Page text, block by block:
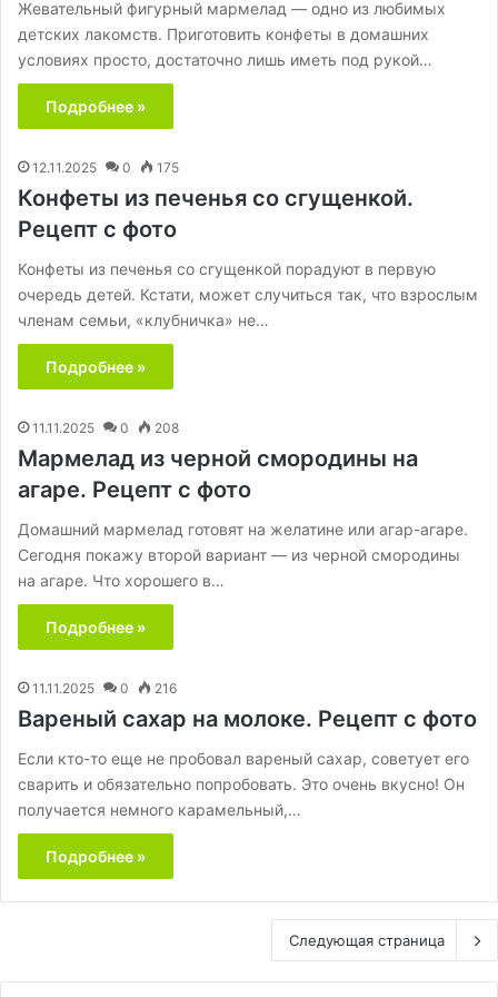
Жевательный фигурный мармелад — одно из любимых
детских лакомств. Приготовить конфеты в домашних
условиях просто, достаточно лишь иметь под рукой…
Подробнее »
12.11.2025 0 175
Конфеты из печенья со сгущенкой.
Рецепт с фото
Конфеты из печенья со сгущенкой порадуют в первую
очередь детей. Кстати, может случиться так, что взрослым
членам семьи, «клубничка» не…
Подробнее »
11.11.2025 0 208
Мармелад из черной смородины на
агаре. Рецепт с фото
Домашний мармелад готовят на желатине или агар-агаре.
Сегодня покажу второй вариант — из черной смородины
на агаре. Что хорошего в…
Подробнее »
11.11.2025 0 216
Вареный сахар на молоке. Рецепт с фото
Если кто-то еще не пробовал вареный сахар, советует его
сварить и обязательно попробовать. Это очень вкусно! Он
получается немного карамельный,…
Подробнее »
Следующая страница